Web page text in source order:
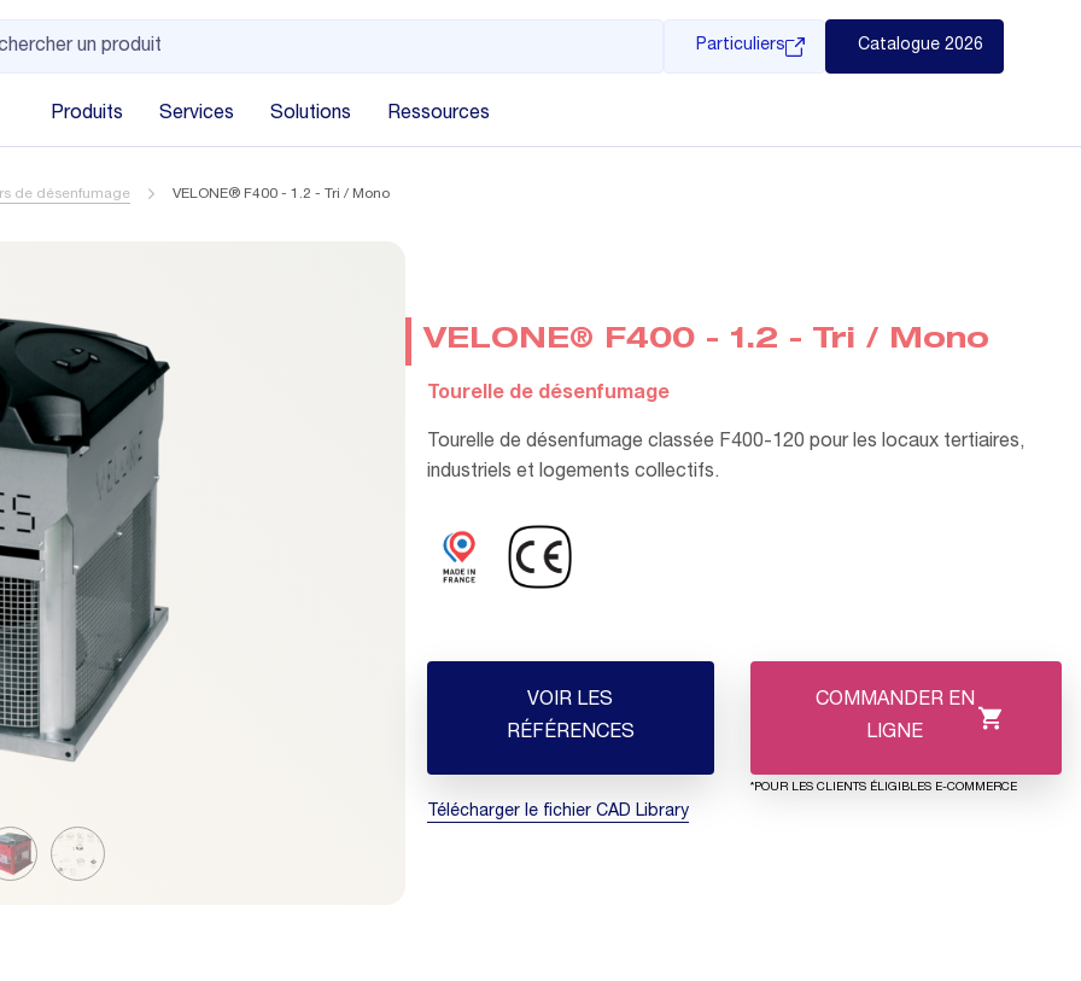
Particuliers Catalogue 2026
Produits Services Solutions Ressources
de désenfumage VELONE® F400 - 1.2 - Tri / Mono
VELONE® F400 - 1.2 - Tri / Mono
Tourelle de désenfumage
Tourelle de désenfumage classée F400-120 pour les locaux tertiaires,
industriels et logements collectifs.
VOIR LES
RÉFÉRENCES
COMMANDER EN
LIGNE
*POUR LES CLIENTS ÉLIGIBLES E-COMMERCE
Télécharger le fichier CAD Library